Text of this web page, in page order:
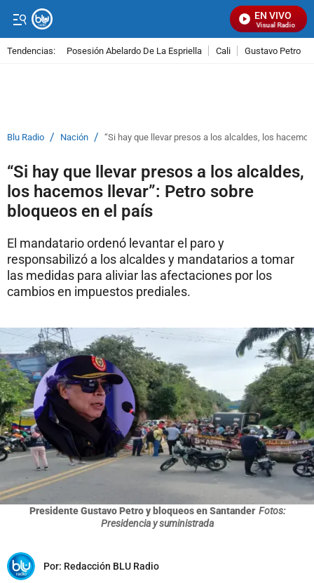
EN VIVO
Señal Visual Radio
Tendencias: Posesión Abelardo De La Espriella Cali Gustavo Petro
Blu Radio / Nación / “Si hay que llevar presos a los alcaldes, los
“Si hay que llevar presos a los alcaldes,
los hacemos llevar”: Petro sobre
bloqueos en el país
El mandatario ordenó levantar el paro y
responsabilizó a los alcaldes y mandatarios a tomar
las medidas para aliviar las afectaciones por los
cambios en impuestos prediales.
Presidente Gustavo Petro y bloqueos en Santander Fotos:
Presidencia y suministrada
Por: Redacción BLU Radio